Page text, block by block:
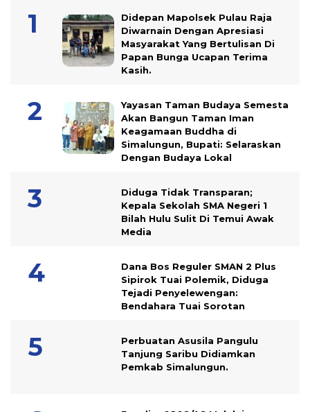
Didepan Mapolsek Pulau Raja
Diwarnain Dengan Apresiasi
Masyarakat Yang Bertulisan Di
Papan Bunga Ucapan Terima
Kasih.
Yayasan Taman Budaya Semesta
Akan Bangun Taman Iman
Keagamaan Buddha di
Simalungun, Bupati: Selaraskan
Dengan Budaya Lokal
Diduga Tidak Transparan;
Kepala Sekolah SMA Negeri 1
Bilah Hulu Sulit Di Temui Awak
Media
Dana Bos Reguler SMAN 2 Plus
Sipirok Tuai Polemik, Diduga
Tejadi Penyelewengan:
Bendahara Tuai Sorotan
Perbuatan Asusila Pangulu
Tanjung Saribu Didiamkan
Pemkab Simalungun.